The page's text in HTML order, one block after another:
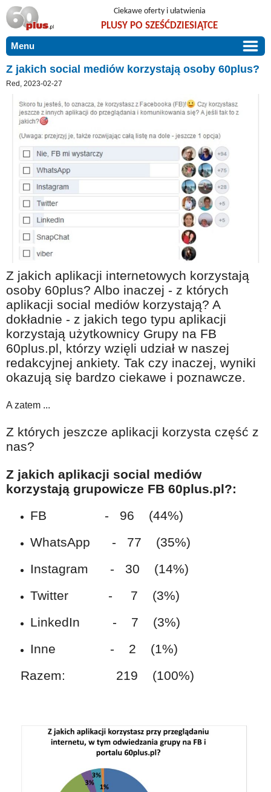
Ciekawe oferty i ułatwienia
PLUSY PO SZEŚĆDZIESIĄTCE
Menu
START
PROMOCJE
ARTYKUŁY
Użyteczne porady
Szlachetne zdrowie
Mieszkaj wygodnie i bez barier
Warto wiedzieć!
Podróże i wypoczynek
Taniej, okazyjnie, specjalnie dla 60plus
Na wesoło
Hobby i pasje
Żyj aktywnie
60plus - najcenniejsi klienci
Dobra opieka
Warto naśladować
Coś dla ducha
Smacznie i zdrowo
O finansach i społeczeństwie - edukacja nie tylko dla 60plus
Ciekawe książki
Stop samotności
Z internetem za pan brat
ZGŁOŚ OFERTĘ
O NAS
KONTAKT
Z jakich social mediów korzystają osoby 60plus?
Red, 2023-02-27
Z jakich aplikacji internetowych korzystają
osoby 60plus? Albo inaczej - z których
aplikacji social mediów korzystają? A
dokładnie - z jakich tego typu aplikacji
korzystają użytkownicy Grupy na FB
60plus.pl, którzy wzięli udział w naszej
redakcyjnej ankiety. Tak czy inaczej, wyniki
okazują się bardzo ciekawe i poznawcze.
A zatem ...
Z których jeszcze aplikacji korzysta część z
nas?
Z jakich aplikacji social mediów
korzystają grupowicze FB 60plus.pl?:
FB - 96 (44%)
WhatsApp - 77 (35%)
Instagram - 30 (14%)
Twitter - 7 (3%)
LinkedIn - 7 (3%)
Inne - 2 (1%)
Razem: 219 (100%)